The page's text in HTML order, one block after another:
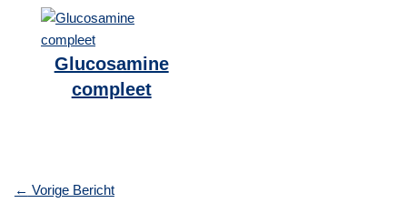
Glucosamine
compleet
← Vorige Bericht